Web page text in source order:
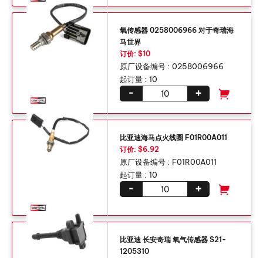
氧传感器 0258006966 对于奇瑞海
马世界
订价: $10
原厂设备编号 : 0258006966
起订量 : 10
+
-
比亚迪海马点火线圈 F01R00A011
订价: $6.92
原厂设备编号 : F01R00A011
起订量 : 10
+
-
比亚迪 长安奇瑞 氧气传感器 S21-
1205310